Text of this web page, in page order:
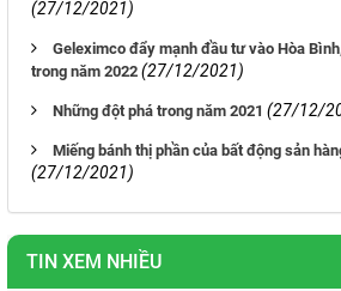
(27/12/2021)
Geleximco đẩy mạnh đầu tư vào Hòa
trong năm 2022 (27/12/2021)
Những đột phá trong năm 2021 (27/12/
Miếng bánh thị phần của bất động sản
(27/12/2021)
TIN XEM NHIỀU